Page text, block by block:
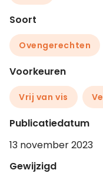
Soort
Ovengerechten
Voorkeuren
Vrij van vis
Publicatiedatum
13 november 2023
Gewijzigd